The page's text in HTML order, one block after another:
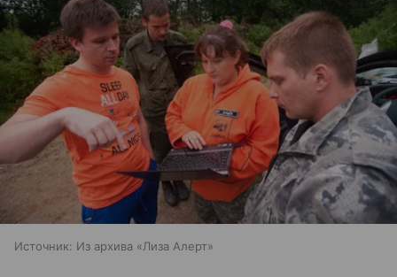
Источник: Из архива «Лиза Алерт»